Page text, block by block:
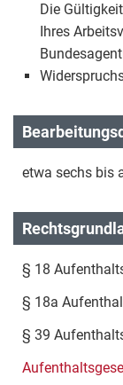
Die
Ihres
etwa sechs bis
§ 18
§ 18a
§ 39